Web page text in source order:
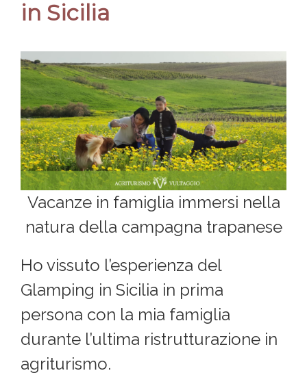
in Sicilia
Vacanze in famiglia immersi nella
natura della campagna trapanese
Ho vissuto l’esperienza del
Glamping in Sicilia in prima
persona con la mia famiglia
durante l’ultima ristrutturazione in
agriturismo.